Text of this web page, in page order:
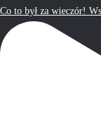
Co to był za wieczór!